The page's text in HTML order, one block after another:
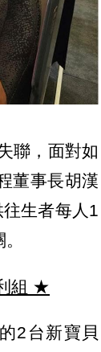
聯，面對如
董事長胡漢
生者每人1
組 ★
2台新寶貝